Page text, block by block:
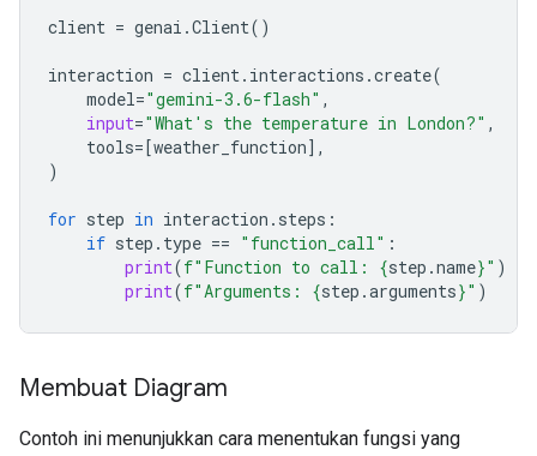
client = genai .Client()
interaction = client. interactions .create(
model="gemini-3.6-flash" ,
input="What's the temperature in London?" ,
tools=[weather_function],
)
for step in interaction . steps :
if step . type == "function_call" :
print(f"Function to call: {step .name}" )
print(f"Arguments: {step .arguments}" )
Membuat Diagram
Contoh ini menunjukkan cara menentukan fungsi yang